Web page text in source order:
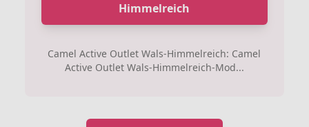
Himmelreich
Camel Active Outlet Wals-Himmelreich: Camel
Active Outlet Wals-Himmelreich-Mod...